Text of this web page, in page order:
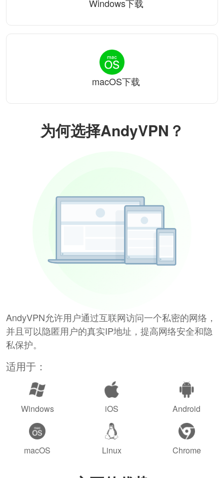
为何选择AndyVPN？
AndyVPN允许用户通过互联网访问一个私密的网络，
并且可以隐匿用户的真实IP地址，提高网络安全和隐
私保护。
适用于：
Windows iOS Android
macOS Linux Chrome
Windows下载
macOS下载